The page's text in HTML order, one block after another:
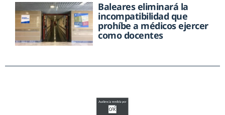
Baleares eliminará la
incompatibilidad que
prohíbe a médicos ejercer
como docentes